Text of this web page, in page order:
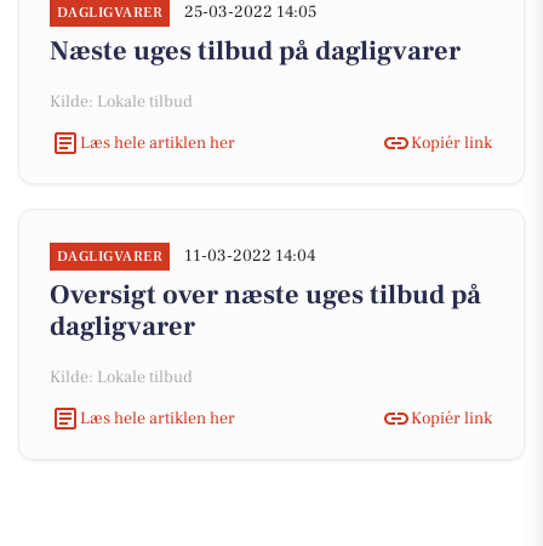
DAGLIGVARER 25-03-2022 14:05
Næste uges tilbud på dagligvarer
Kilde: Lokale tilbud
Læs hele artiklen her
Kopiér link
DAGLIGVARER 11-03-2022 14:04
Oversigt over næste uges tilbud på
dagligvarer
Kilde: Lokale tilbud
Læs hele artiklen her
Kopiér link